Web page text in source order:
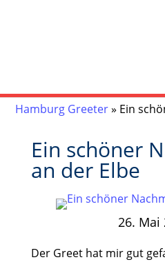
Hamburg Greeter» Ein
Ein schöner
an der Elbe
26. Mai
Der Greet hat mir gut